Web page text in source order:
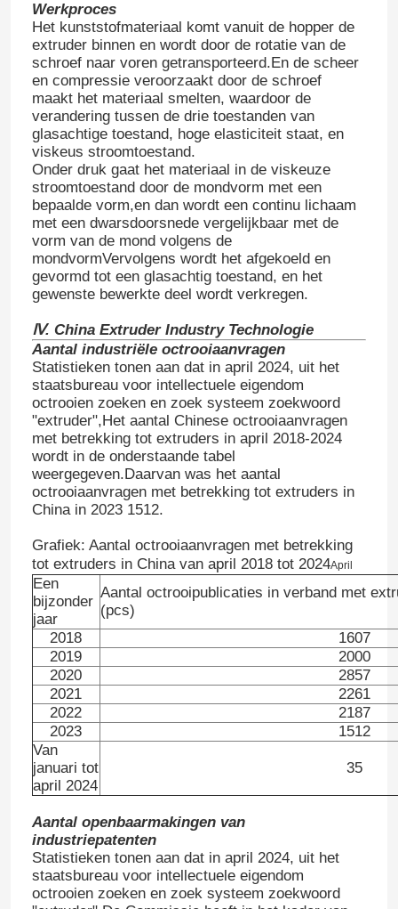
Thuis
Producten
Over Ons
Fabriekstour
Kwaliteitscontrole
Neem contact met ons op
Nieuws
Gevallen
Vraag een offerte
de uitdrijvingslijn van het huisdierenblad
Werkproces
Het kunststofmateriaal komt vanuit de hopper de
extruder binnen en wordt door de rotatie van de
schroef naar voren getransporteerd.En de scheer
en compressie veroorzaakt door de schroef
maakt het materiaal smelten, waardoor de
verandering tussen de drie toestanden van
glasachtige toestand, hoge elasticiteit staat, en
viskeus stroomtoestand.
Onder druk gaat het materiaal in de viskeuze
stroomtoestand door de mondvorm met een
bepaalde vorm,en dan wordt een continu lichaam
met een dwarsdoorsnede vergelijkbaar met de
vorm van de mond volgens de
mondvormVervolgens wordt het afgekoeld en
gevormd tot een glasachtig toestand, en het
gewenste bewerkte deel wordt verkregen.
Ⅳ. China Extruder Industry Technologie
Aantal industriële octrooiaanvragen
Statistieken tonen aan dat in april 2024, uit het
staatsbureau voor intellectuele eigendom
octrooien zoeken en zoek systeem zoekwoord
"extruder",Het aantal Chinese octrooiaanvragen
met betrekking tot extruders in april 2018-2024
wordt in de onderstaande tabel
weergegeven.Daarvan was het aantal
octrooiaanvragen met betrekking tot extruders in
China in 2023 1512.
Grafiek: Aantal octrooiaanvragen met betrekking
tot extruders in China van april 2018 tot 2024April
Een
bijzonder
jaar
Aantal octrooipublicaties in verband met
(pcs)
2018
1607
2019
2000
2020
2857
2021
2261
2022
2187
2023
1512
Van
januari tot
april 2024
35
Aantal openbaarmakingen van
industriepatenten
Statistieken tonen aan dat in april 2024, uit het
staatsbureau voor intellectuele eigendom
octrooien zoeken en zoek systeem zoekwoord